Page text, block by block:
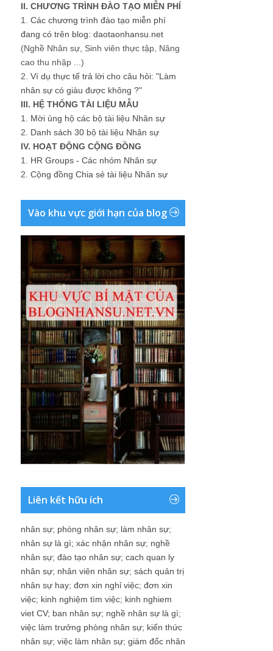
II. CHƯƠNG TRÌNH ĐÀO TẠO MIỄN PHÍ
1. Các chương trình đào tạo miễn phí
đang có trên blog: daotaonhansu.net
(Nghề Nhân sự, Sinh viên thực tập, Nâng
cao thu nhập ...)
2. Ví dụ thực tế trả lời cho câu hỏi: "Làm
nhân sự có giàu được không ?"
III. HỆ THỐNG TÀI LIỆU MẪU
1. Mời ủng hộ các bộ tài liệu Nhân sự
2. Danh sách 30 bộ tài liệu Nhân sự
IV. HOẠT ĐỘNG CỘNG ĐỒNG
1. HR Groups - Các nhóm Nhân sự
2. Cộng đồng Chia sẻ tài liệu Nhân sự
Vào khu vực giới hạn của blog
Liên kết hữu ích
nhân sự; phòng nhân sự; làm nhân sự;
nhân sự là gì; xác nhận nhân sự; nghề
nhân sự; đào tạo nhân sự; cach quan ly
nhân sự; nhân viên nhân sự; sách quản trị
nhân sự hay; đơn xin nghỉ việc; đơn xin
việc; kinh nghiệm tìm việc; kinh nghiem
viet CV; ban nhân sự; nghề nhân sự là gì;
việc làm trưởng phòng nhân sự; kiến thức
nhân sự; việc làm nhân sự; giám đốc nhân